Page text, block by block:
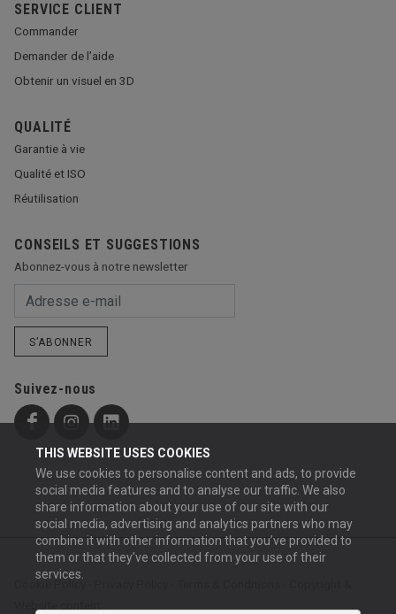
THIS WEBSITE USES COOKIES
We use cookies to personalise content and ads, to provide
social media features and to analyse our traffic. We also
share information about your use of our site with our
social media, advertising and analytics partners who may
combine it with other information that you’ve provided to
them or that they’ve collected from your use of their
services.
SERVICE CLIENT
Commander
Demander de l’aide
Obtenir un visuel en 3D
QUALITÉ
Garantie à vie
Qualité et ISO
Réutilisation
CONSEILS ET SUGGESTIONS
Abonnez-vous à notre newsletter
S’ABONNER
Suivez-nous